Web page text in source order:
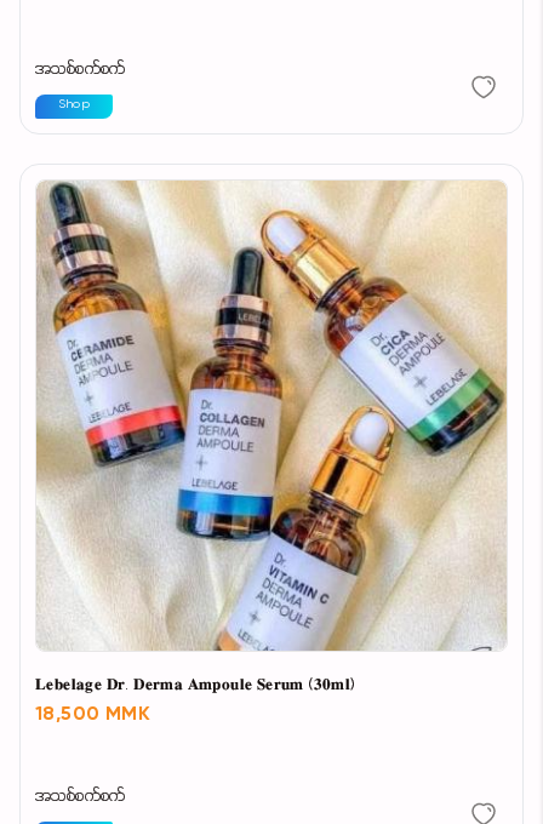
အသစ်စက်စက်
Shop
𝐋𝐞𝐛𝐞𝐥𝐚𝐠𝐞 𝐃𝐫. 𝐃𝐞𝐫𝐦𝐚 𝐀𝐦𝐩𝐨𝐮𝐥𝐞 𝐒𝐞𝐫𝐮𝐦 (𝟑𝟎𝐦𝐥)
18,500 MMK
အသစ်စက်စက်